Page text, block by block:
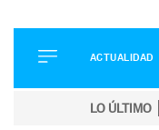
ELÉCTRICOS
CONDUCIR
ACTUALIDAD
LO ÚLTIMO